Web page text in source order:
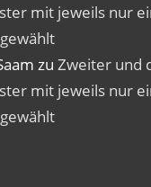
mit jeweils nur
zu Zweiter und
mit jeweils nur